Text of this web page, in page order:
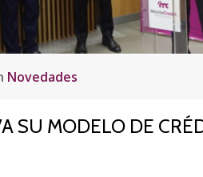
del
Novedades
SU MODELO DE